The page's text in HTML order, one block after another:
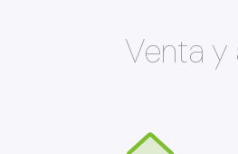
Venta